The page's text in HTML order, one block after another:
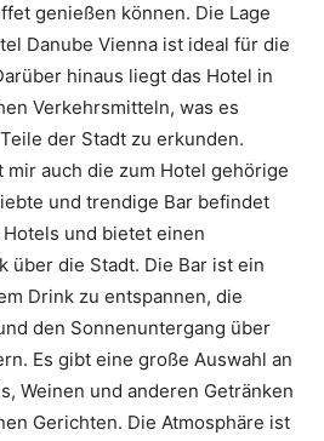
genießen können. Die Lage
Danube Vienna ist ideal für die
hinaus liegt das Hotel in
Verkehrsmitteln, was es
der Stadt zu erkunden.
mir auch die zum Hotel gehörige
und trendige Bar befindet
und bietet einen
über die Stadt. Die Bar ist ein
Drink zu entspannen, die
den Sonnenuntergang über
Es gibt eine große Auswahl an
Weinen und anderen Getränken
Gerichten. Die Atmosphäre ist